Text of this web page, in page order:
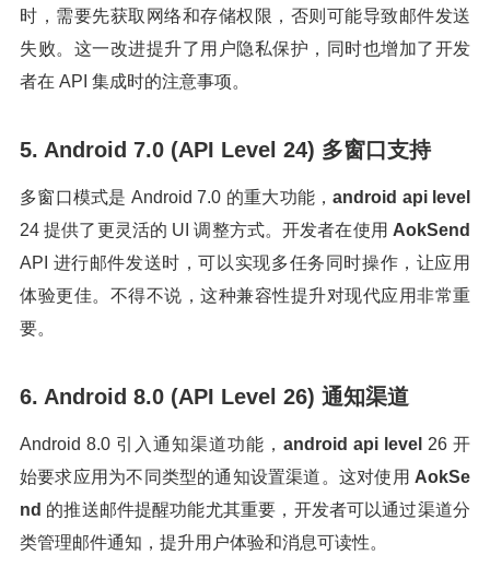
时，需要先获取网络和存储权限，否则可能导致邮件发送
失败。这一改进提升了用户隐私保护，同时也增加了开发
者在 API 集成时的注意事项。
5. Android 7.0 (API Level 24) 多窗口支持
多窗口模式是 Android 7.0 的重大功能，android api level
24 提供了更灵活的 UI 调整方式。开发者在使用 AokSend
API 进行邮件发送时，可以实现多任务同时操作，让应用
体验更佳。不得不说，这种兼容性提升对现代应用非常重
要。
6. Android 8.0 (API Level 26) 通知渠道
Android 8.0 引入通知渠道功能， android api level 26 开
始要求应用为不同类型的通知设置渠道。这对使用 AokSe
nd 的推送邮件提醒功能尤其重要，开发者可以通过渠道分
类管理邮件通知，提升用户体验和消息可读性。